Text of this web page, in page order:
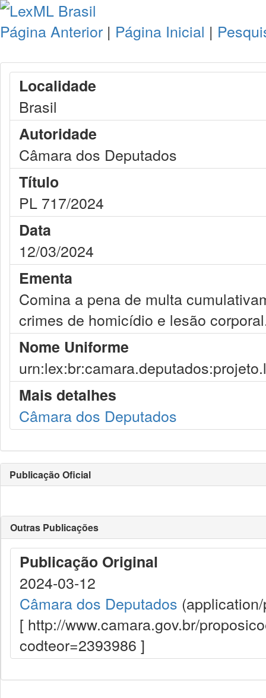
Página Anterior | Página Inicial |
Localidade
Brasil
Autoridade
Câmara dos Deputados
Título
PL 717/2024
Data
12/03/2024
Ementa
Comina a pena de multa
crimes de homicídio e lesão
Nome Uniforme
Mais detalhes
Câmara dos Deputados
Publicação Oficial
Outras Publicações
Publicação Original
2024-03-12
Câmara dos Deputados
[ http://www.camara.gov.br/
codteor=2393986 ]